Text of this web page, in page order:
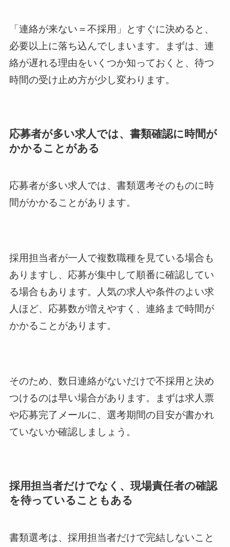
「連絡が来ない＝不採用」とすぐに決めると、
必要以上に落ち込んでしまいます。まずは、連
絡が遅れる理由をいくつか知っておくと、待つ
時間の受け止め方が少し変わります。
応募者が多い求人では、書類確認に時間が
かかることがある
応募者が多い求人では、書類選考そのものに時
間がかかることがあります。
採用担当者が一人で複数職種を見ている場合も
ありますし、応募が集中して順番に確認してい
る場合もあります。人気の求人や条件のよい求
人ほど、応募数が増えやすく、連絡まで時間が
かかることがあります。
そのため、数日連絡がないだけで不採用と決め
つけるのは早い場合があります。まずは求人票
や応募完了メールに、選考期間の目安が書かれ
ていないか確認しましょう。
採用担当者だけでなく、現場責任者の確認
を待っていることもある
書類選考は、採用担当者だけで完結しないこと